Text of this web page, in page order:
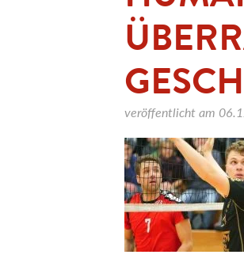
veröffentlicht am